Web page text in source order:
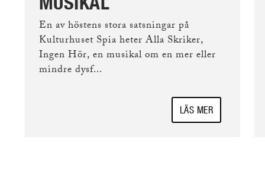
En av höstens stora satsningar på
Kulturhuset Spia heter Alla Skriker,
Ingen Hör, en musikal om en mer eller
mindre dysf...
LÄS MER